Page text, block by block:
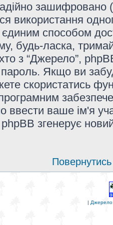
зашифровано
використання
способом
будь-ласка,
з “Джерело”,
Якщо ви
скористатись
ввести ваше ім'я
згенерує
Повернутись
| Джерело